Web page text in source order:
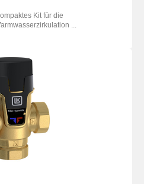
Kit für die
...